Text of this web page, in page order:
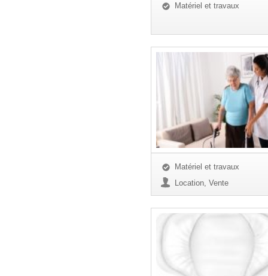
Matériel et travaux
Matériel et travaux
Location, Vente